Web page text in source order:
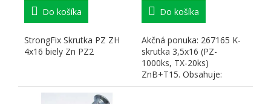
Do košíka
StrongFix Skrutka PZ ZH
4x16 biely Zn PZ2
Do košíka
Akčná ponuka: 267165 K-
skrutka 3,5x16 (PZ-
1000ks, TX-20ks)
ZnB+T15. Obsahuje:
265721 Bit T15 - 25mm .